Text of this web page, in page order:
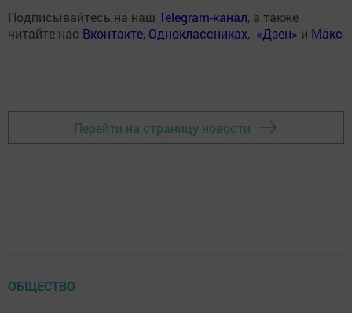
Подписывайтесь на наш Telegram-канал, а также
читайте нас Вконтакте, Одноклассниках, «Дзен» и Макс
Перейти на страницу новости
ОБЩЕСТВО